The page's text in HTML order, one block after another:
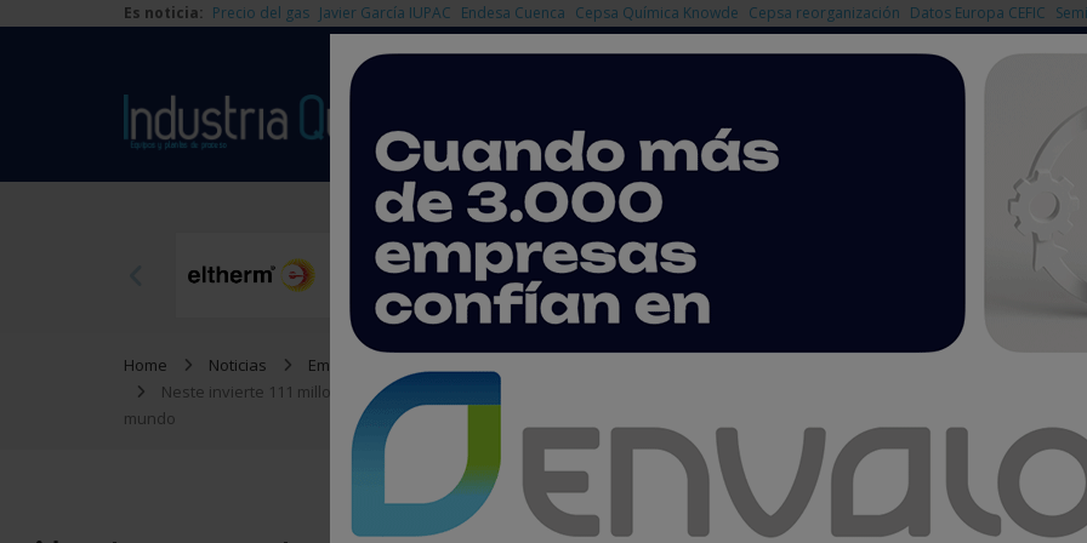
Es noticia: Precio del gas Javier García IUPAC Endesa Cuenca Cepsa Química Knowde Cepsa reorganización Datos Europa CEFIC
Home Noticias
Empresas
Neste invierte 111 millones para poner en marcha una de las mayores plantas de reciclado químico de plásticos del
mundo